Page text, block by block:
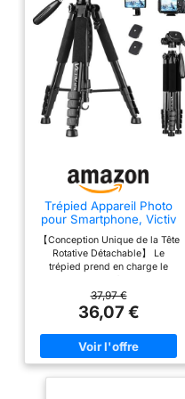
Trépied Appareil Photo
pour Smartphone, Victiv
185cm Trépied Caméra
【Conception Unique de la Tête
Rotative Détachable】 Le
trépied prend en charge le
mouvement vertical à 180 °
(dévissez la poignée dans le
sens inverse des aiguilles
d'une montre) et la prise de vue
latérale à 90 °. La tête rotative à
trois voies peut être démontée
37,97 €
36,07 €